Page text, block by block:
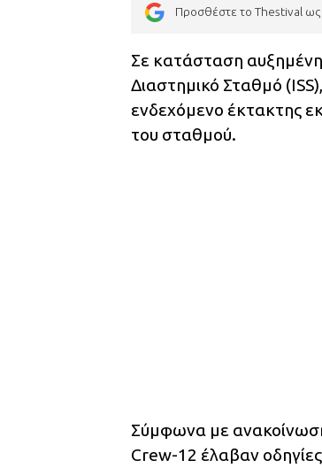
Προσθέστε το Thestival
Σε κατάσταση
Διαστημικό Σταθμό
ενδεχόμενο έκτακτης
του σταθμού.
Σύμφωνα με
Crew-12 έλαβαν